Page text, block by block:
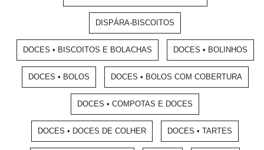
DISPÁRA-BISCOITOS
DOCES • BISCOITOS E BOLACHAS DOCES • BOLINHOS
DOCES • BOLOS DOCES • BOLOS COM COBERTURA
DOCES • COMPOTAS E DOCES
DOCES • DOCES DE COLHER DOCES • TARTES